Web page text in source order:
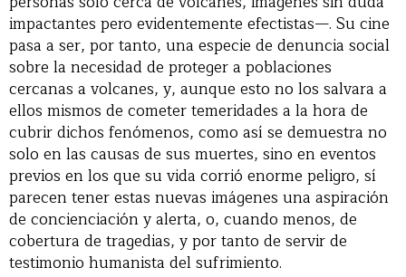
impactantes pero evidentemente efectistas—. Su cine
pasa a ser, por tanto, una especie de denuncia social
sobre la necesidad de proteger a poblaciones
cercanas a volcanes, y, aunque esto no los salvara a
ellos mismos de cometer temeridades a la hora de
cubrir dichos fenómenos, como así se demuestra no
solo en las causas de sus muertes, sino en eventos
previos en los que su vida corrió enorme peligro, sí
parecen tener estas nuevas imágenes una aspiración
de concienciación y alerta, o, cuando menos, de
cobertura de tragedias, y por tanto de servir de
testimonio humanista del sufrimiento.